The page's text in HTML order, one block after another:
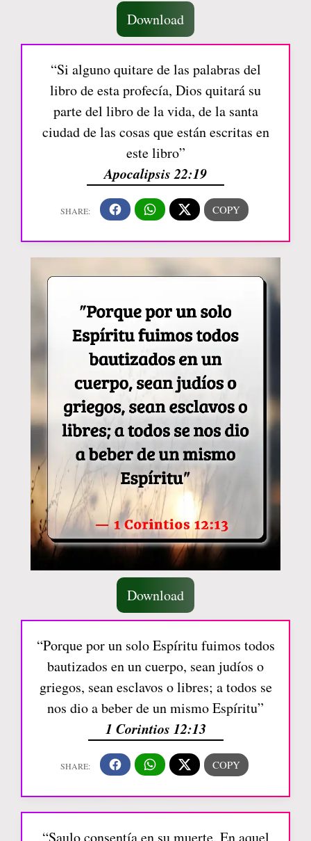
Download
“Si alguno quitare de las palabras del
libro de esta profecía, Dios quitará su
parte del libro de la vida, de la santa
ciudad de las cosas que están escritas en
este libro”
Apocalipsis 22:19
Download
“Porque por un solo Espíritu fuimos todos
bautizados en un cuerpo, sean judíos o
griegos, sean esclavos o libres; a todos se
nos dio a beber de un mismo Espíritu”
1 Corintios 12:13